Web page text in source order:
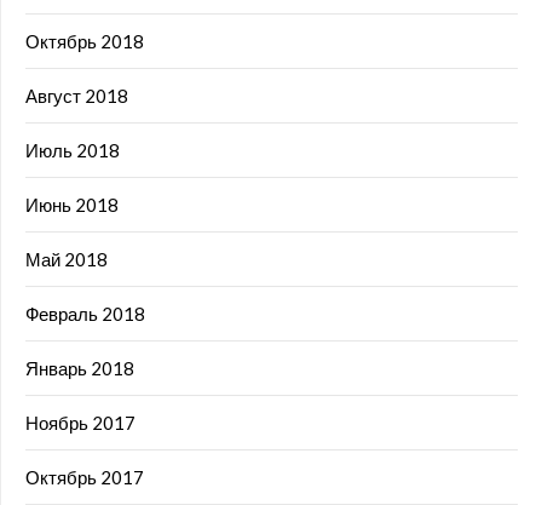
Октябрь 2018
Август 2018
Июль 2018
Июнь 2018
Май 2018
Февраль 2018
Январь 2018
Ноябрь 2017
Октябрь 2017